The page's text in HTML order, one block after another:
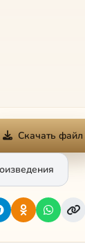
Скачать файл